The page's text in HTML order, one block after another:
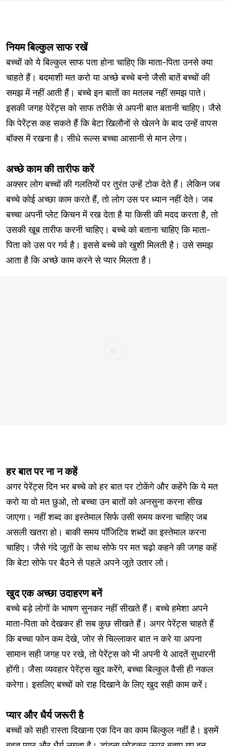
नियम बिल्कुल साफ रखें
बच्चों को ये बिल्कुल साफ पता होना चाहिए कि माता-पिता उनसे क्या
चाहते हैं। बदमाशी मत करो या अच्छे बच्चे बनो जैसी बातें बच्चों की
समझ में नहीं आती हैं। बच्चे इन बातों का मतलब नहीं समझ पाते।
इसकी जगह पेरेंट्स को साफ तरीके से अपनी बात बतानी चाहिए। जैसे
कि पेरेंट्स कह सकते हैं कि बेटा खिलौनों से खेलने के बाद उन्हें वापस
बॉक्स में रखना है। सीधे रूल्स बच्चा आसानी से मान लेगा।
अच्छे काम की तारीफ करें
अक्सर लोग बच्चों की गलतियों पर तुरंत उन्हें टोक देते हैं। लेकिन जब
बच्चे कोई अच्छा काम करते हैं, तो लोग उस पर ध्यान नहीं देते। जब
बच्चा अपनी प्लेट किचन में रख देता है या किसी की मदद करता है, तो
उसकी खूब तारीफ करनी चाहिए। बच्चे को बताना चाहिए कि माता-
पिता को उस पर गर्व है। इससे बच्चे को खुशी मिलती है। उसे समझ
आता है कि अच्छे काम करने से प्यार मिलता है।
हर बात पर ना न कहें
अगर पेरेंट्स दिन भर बच्चे को हर बात पर टोकेंगे और कहेंगे कि ये मत
करो या वो मत छुओ, तो बच्चा उन बातों को अनसुना करना सीख
जाएगा। नहीं शब्द का इस्तेमाल सिर्फ उसी समय करना चाहिए जब
असली खतरा हो। बाकी समय पॉजिटिव शब्दों का इस्तेमाल करना
चाहिए। जैसे गंदे जूतों के साथ सोफे पर मत चढ़ो कहने की जगह कहें
कि बेटा सोफे पर बैठने से पहले अपने जूते उतार लो।
खुद एक अच्छा उदाहरण बनें
बच्चे बड़े लोगों के भाषण सुनकर नहीं सीखते हैं। बच्चे हमेशा अपने
माता-पिता को देखकर ही सब कुछ सीखते हैं। अगर पेरेंट्स चाहते हैं
कि बच्चा फोन कम देखे, जोर से चिल्लाकर बात न करे या अपना
सामान सही जगह पर रखे, तो पेरेंट्स को भी अपनी ये आदतें सुधारनी
होंगी। जैसा व्यवहार पेरेंट्स खुद करेंगे, बच्चा बिल्कुल वैसी ही नकल
करेगा। इसलिए बच्चों को राह दिखाने के लिए खुद सही काम करें।
प्यार और धैर्य जरूरी है
बच्चों को सही रास्ता दिखाना एक दिन का काम बिल्कुल नहीं है। इसमें